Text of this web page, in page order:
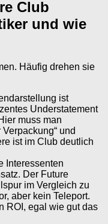
Club
und wie
Häufig drehen sie
ist
Understatement
muss man
und
ist im Club deutlich
Interessenten
Der Future
im Vergleich zu
aber kein Teleport.
ROI, egal wie gut das